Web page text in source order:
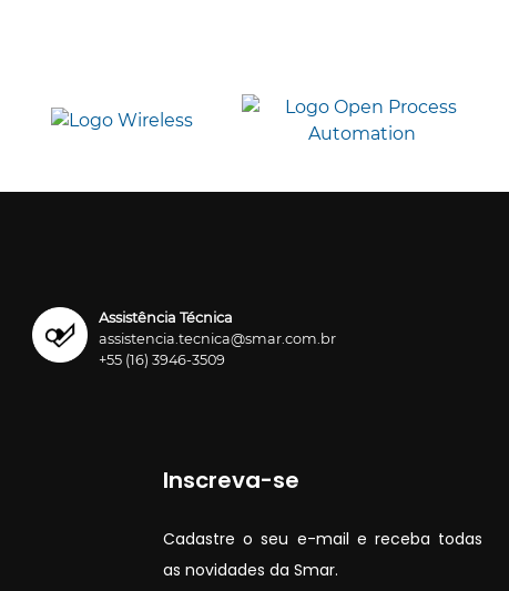
Assistência Técnica
assistencia.tecnica@smar.com.br
+55 (16) 3946-3509
Inscreva-se
Cadastre o seu e-mail e receba todas
as novidades da Smar.